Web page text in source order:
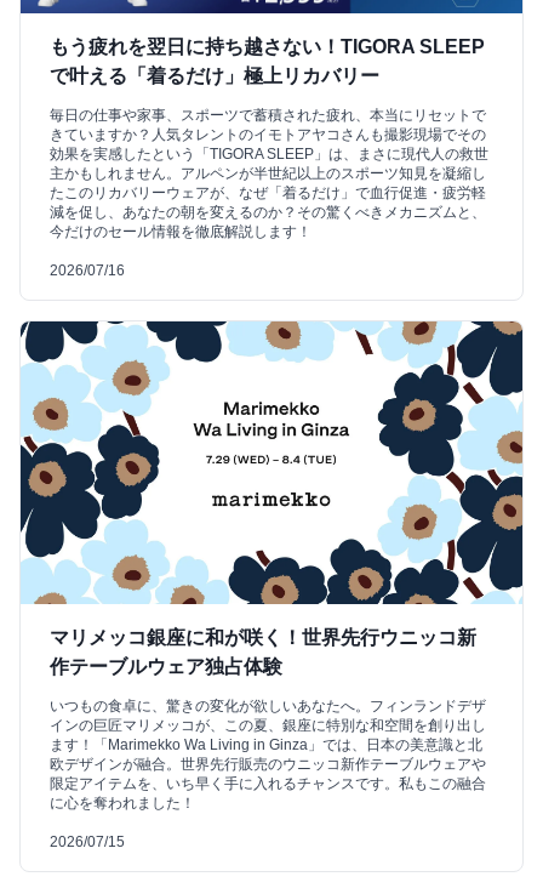
もう疲れを翌日に持ち越さない！TIGORA SLEEP
で叶える「着るだけ」極上リカバリー
毎日の仕事や家事、スポーツで蓄積された疲れ、本当にリセットで
きていますか？人気タレントのイモトアヤコさんも撮影現場でその
効果を実感したという「TIGORA SLEEP」は、まさに現代人の救世
主かもしれません。アルペンが半世紀以上のスポーツ知見を凝縮し
たこのリカバリーウェアが、なぜ「着るだけ」で血行促進・疲労軽
減を促し、あなたの朝を変えるのか？その驚くべきメカニズムと、
今だけのセール情報を徹底解説します！
2026/07/16
マリメッコ銀座に和が咲く！世界先行ウニッコ新
作テーブルウェア独占体験
いつもの食卓に、驚きの変化が欲しいあなたへ。フィンランドデザ
インの巨匠マリメッコが、この夏、銀座に特別な和空間を創り出し
ます！「Marimekko Wa Living in Ginza」では、日本の美意識と北
欧デザインが融合。世界先行販売のウニッコ新作テーブルウェアや
限定アイテムを、いち早く手に入れるチャンスです。私もこの融合
に心を奪われました！
2026/07/15